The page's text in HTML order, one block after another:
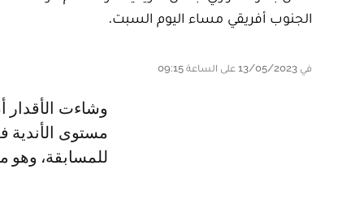
الجنوب أفريقي مساء اليوم السبت.
في 13/05/2023 على الساعة 09:15
وشاءت الأقدار أن يتكون أضلاع المربع الذهبي في البطولة الأهم والأقوى على
مستوى الأندية
للمسابقة، وهو